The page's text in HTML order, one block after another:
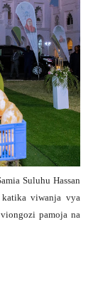
Suluhu Hassan
viwanja vya
pamoja na